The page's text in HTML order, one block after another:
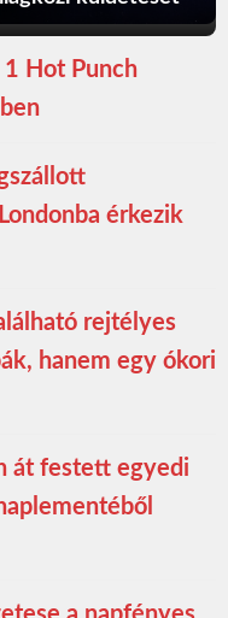
1 Hot Punch
érkezik
rejtélyes
hanem egy ókori
át festett egyedi